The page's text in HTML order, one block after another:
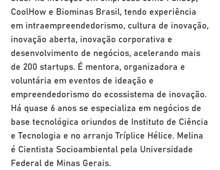
CoolHow e Biominas Brasil, tendo experiência
em intraempreendedorismo, cultura de inovação,
inovação aberta, inovação corporativa e
desenvolvimento de negócios, acelerando mais
de 200 startups. É mentora, organizadora e
voluntária em eventos de ideação e
empreendedorismo do ecossistema de inovação.
Há quase 6 anos se especializa em negócios de
base tecnológica oriundos de Instituto de Ciência
e Tecnologia e no arranjo Tríplice Hélice. Melina
é Cientista Socioambiental pela Universidade
Federal de Minas Gerais.